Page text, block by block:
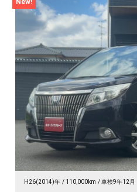
H26(2014)年 110,000km 車検9年12月